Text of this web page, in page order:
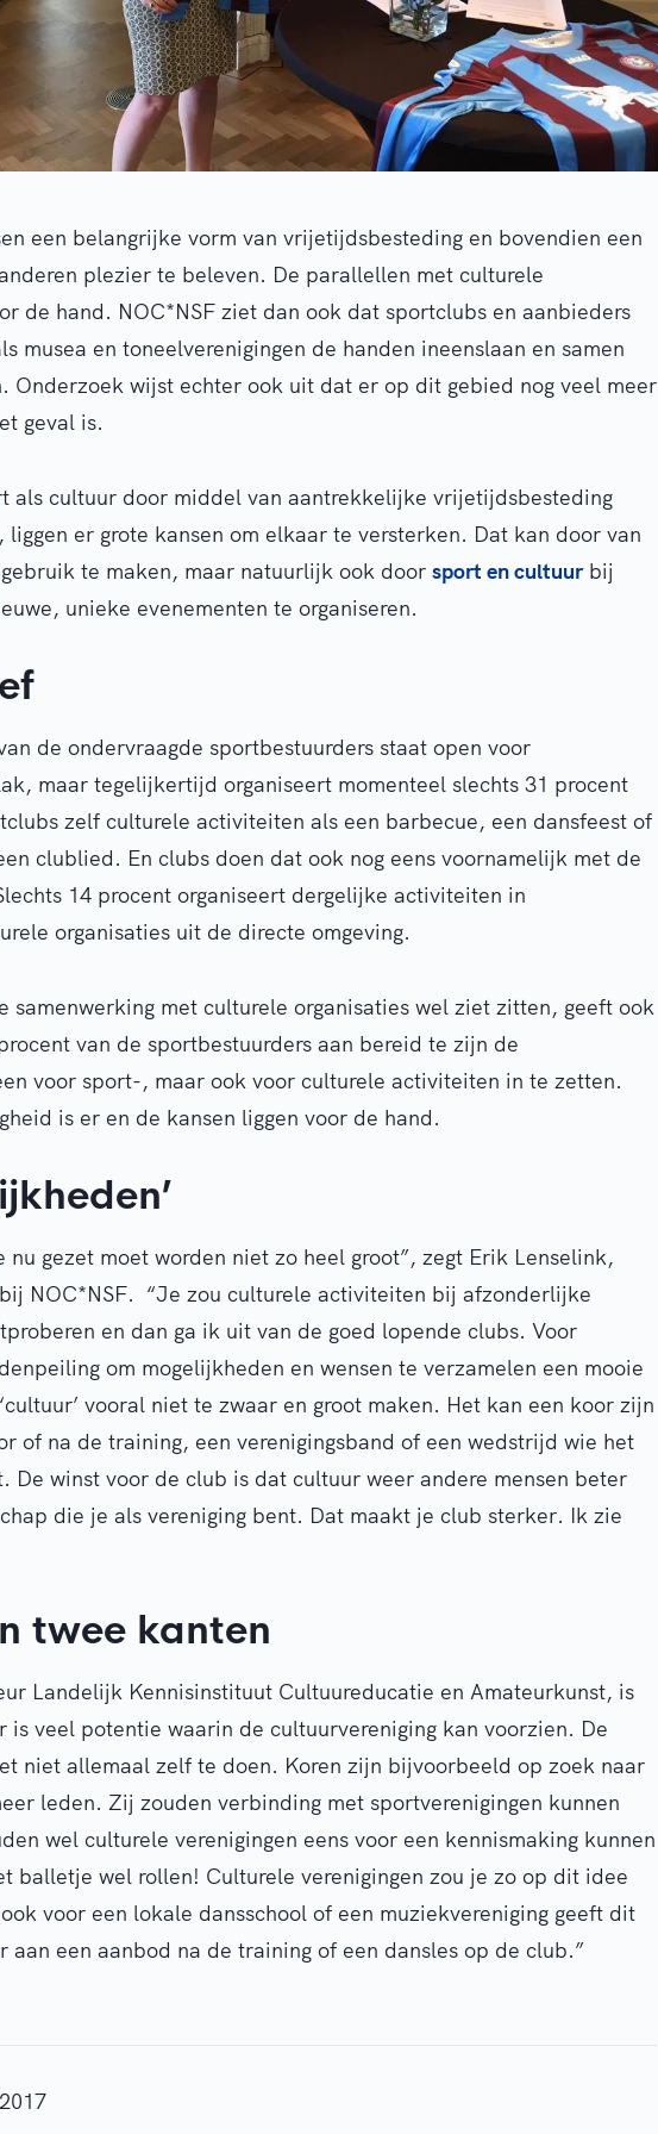
een belangrijke vorm van vrijetijdsbesteding en bovendien een
plezier te beleven. De parallellen met culturele
de hand. NOC*NSF ziet dan ook dat sportclubs en aanbieders
musea en toneelverenigingen de handen ineenslaan en samen
Onderzoek wijst echter ook uit dat er op dit gebied nog veel meer
geval is.
als cultuur door middel van aantrekkelijke vrijetijdsbesteding
liggen er grote kansen om elkaar te versterken. Dat kan door van
te maken, maar natuurlijk ook door sport en cultuurbij
unieke evenementen te organiseren.
de ondervraagde sportbestuurders staat open voor
maar tegelijkertijd organiseert momenteel slechts 31 procent
zelf culturele activiteiten als een barbecue, een dansfeest of
clublied. En clubs doen dat ook nog eens voornamelijk met de
14 procent organiseert dergelijke activiteiten in
organisaties uit de directe omgeving.
samenwerking met culturele organisaties wel ziet zitten, geeft ook
van de sportbestuurders aan bereid te zijn de
voor sport-, maar ook voor culturele activiteiten in te zetten.
is er en de kansen liggen voor de hand.
nu gezet moet worden niet zo heel groot”, zegt Erik Lenselink,
NOC*NSF. “Je zou culturele activiteiten bij afzonderlijke
en dan ga ik uit van de goed lopende clubs. Voor
om mogelijkheden en wensen te verzamelen een mooie
vooral niet te zwaar en groot maken. Het kan een koor zijn
of na de training, een verenigingsband of een wedstrijd wie het
De winst voor de club is dat cultuur weer andere mensen beter
die je als vereniging bent. Dat maakt je club sterker. Ik zie
twee kanten
Landelijk Kennisinstituut Cultuureducatie en Amateurkunst, is
is veel potentie waarin de cultuurvereniging kan voorzien. De
niet allemaal zelf te doen. Koren zijn bijvoorbeeld op zoek naar
leden. Zij zouden verbinding met sportverenigingen kunnen
wel culturele verenigingen eens voor een kennismaking kunnen
balletje wel rollen! Culturele verenigingen zou je zo op dit idee
voor een lokale dansschool of een muziekvereniging geeft dit
aan een aanbod na de training of een dansles op de club.”